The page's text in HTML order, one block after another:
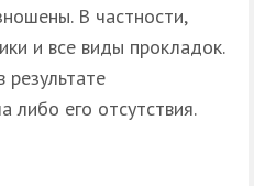
В частности,
и все виды прокладок.
либо его отсутствия.